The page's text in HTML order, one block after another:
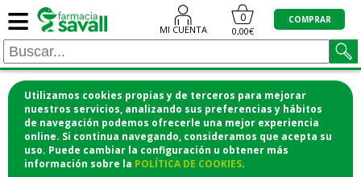
Utilizamos cookies propias y de terceros para mejorar
nuestros servicios, analizando sus preferencias y hábitos
de navegación podemos ofrecerle una mejor experiencia
online. Si continua navegando, consideramos que acepta su
uso. Puede cambiar la configuración u obtener más
información sobre la POLÍTICA DE COOKIES.
≡ MI CUENTA
0
0,00€
COMPRAR
¡COMPRA CÓMODAMENTE
DESDE CASA Y RECOGE EN LA
FARMACIA!o si lo prefieres te lo mandamos